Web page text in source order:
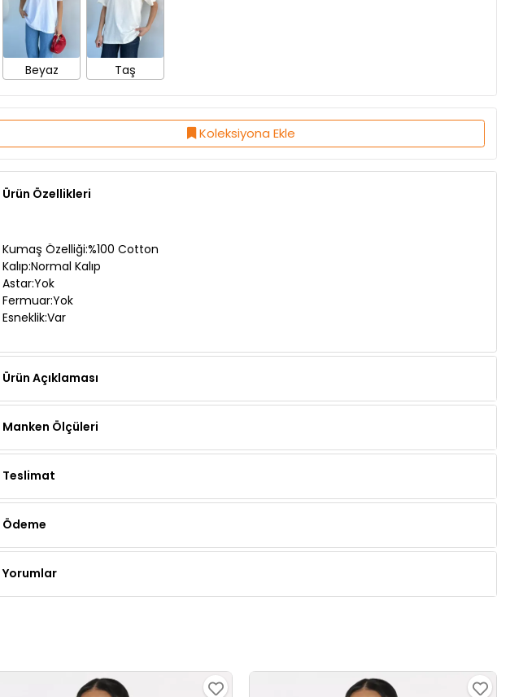
Beyaz Taş
Koleksiyona Ekle
Ürün Özellikleri
Kumaş Özelliği:%100 Cotton
Kalıp:Normal Kalıp
Astar:Yok
Fermuar:Yok
Esneklik:Var
Ürün Açıklaması
Manken Ölçüleri
Teslimat
Ödeme
Yorumlar